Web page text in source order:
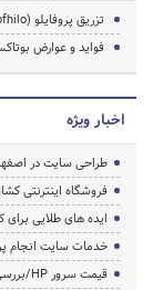
تزریق پروفایلو (Profhilo) و تأثیر آن بر روی پوست
فواید و عوارض
اخبار ویژه
طراحی سایت در
فروشگاه اینترنتی
ایده های طلایی برای
خدمات سایت انجام
قیمت سرور HP/بررسی و خرید سرور اچ پی